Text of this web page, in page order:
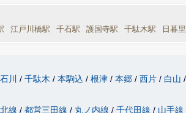
江戸川橋駅 千石駅 護国寺駅 千駄木駅 日暮
川 千駄木 本駒込 根津 本郷 西片 白山
線 都営三田線 丸ノ内線 千代田線 山手線